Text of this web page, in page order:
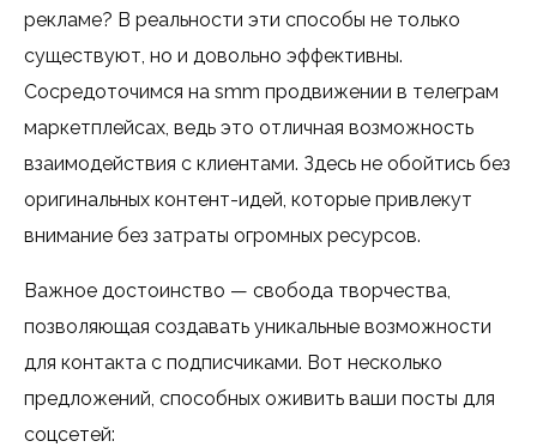
рекламе? В реальности эти способы не только
существуют, но и довольно эффективны.
Сосредоточимся на smm продвижении в телеграм
маркетплейсах, ведь это отличная возможность
взаимодействия с клиентами. Здесь не обойтись без
оригинальных контент-идей, которые привлекут
внимание без затраты огромных ресурсов.
Важное достоинство — свобода творчества,
позволяющая создавать уникальные возможности
для контакта с подписчиками. Вот несколько
предложений, способных оживить ваши посты для
соцсетей: